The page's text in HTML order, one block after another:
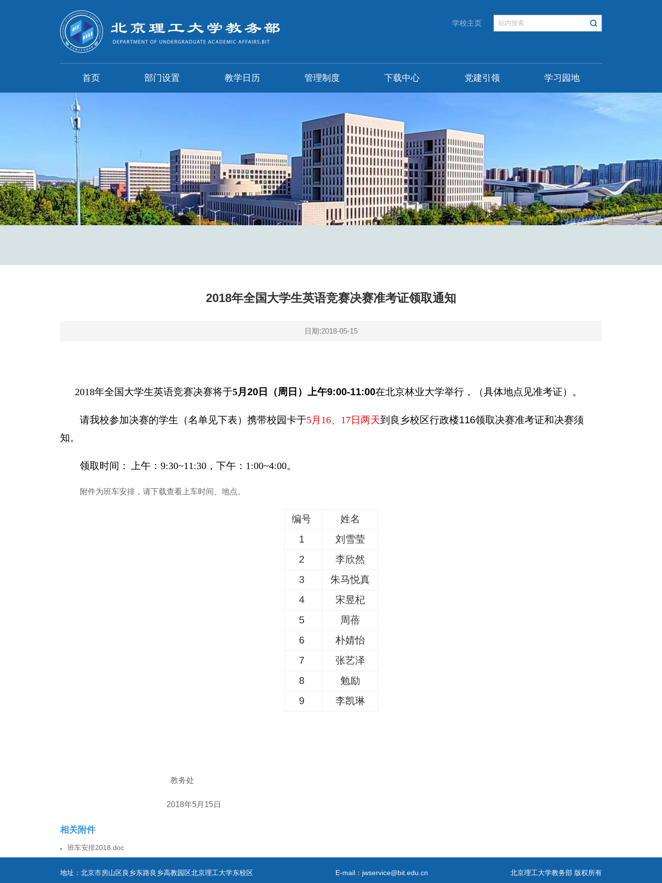
学校主页
首页 部门设置 教学日历 管理制度 下载中心 党建引领 学习园地
2018年全国大学生英语竞赛决赛准考证领取通知
日期:2018-05-15
2018年全国大学生英语竞赛决赛将于5月 20 日（周日）上午9:00-11:00在北京林业大学举行，（具体地点见准考证）。
请我校参加决赛的学生（名单见下表）携带校园卡于5月 16、17日两天到良乡校区行政楼116领取决赛准考证和决赛须
知。
领取时间： 上午： 9:30~11:30 ，下午： 1:00~4:00。
附件为班车安排，请下载查看上车时间、地点。
编号
姓名
1
刘雪莹
2
李欣然
3
朱马悦真
4
宋昱杞
5
周蓓
6
朴婧怡
7
张艺泽
8
勉励
9
李凯琳
教务处
2018年5月 15日
相关附件
班车安排2018.doc
地址：北京市房山区良乡东路良乡高教园区北京理工大学东校区 E-mail：jwservice@bit.edu.cn 北京理工大学教务部 版权所有